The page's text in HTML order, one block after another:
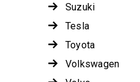
Suzuki
Tesla
Toyota
Volkswagen